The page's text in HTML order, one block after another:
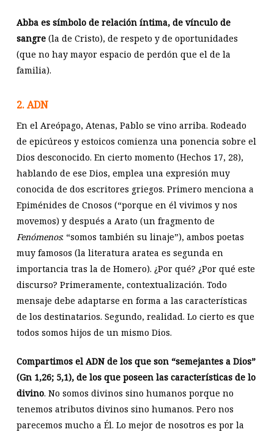
Abba es símbolo de relación íntima, de vínculo de
sangre(la de Cristo), de respeto y de oportunidades
(que no hay mayor espacio de perdón que el de la
familia).
2. ADN
En el Areópago, Atenas, Pablo se vino arriba. Rodeado
de epicúreos y estoicos comienza una ponencia sobre el
Dios desconocido. En cierto momento (Hechos 17, 28),
hablando de ese Dios, emplea una expresión muy
conocida de dos escritores griegos. Primero menciona a
Epiménides de Cnosos (“porque en él vivimos y nos
movemos) y después a Arato (un fragmento de
Fenómenos: “somos también su linaje”), ambos poetas
muy famosos (la literatura aratea es segunda en
importancia tras la de Homero). ¿Por qué? ¿Por qué este
discurso? Primeramente, contextualización. Todo
mensaje debe adaptarse en forma a las características
de los destinatarios. Segundo, realidad. Lo cierto es que
todos somos hijos de un mismo Dios.
Compartimos el ADN de los que son “semejantes a Dios”
(Gn 1,26; 5,1), de los que poseen las características de lo
divino. No somos divinos sino humanos porque no
tenemos atributos divinos sino humanos. Pero nos
parecemos mucho a Él. Lo mejor de nosotros es por la